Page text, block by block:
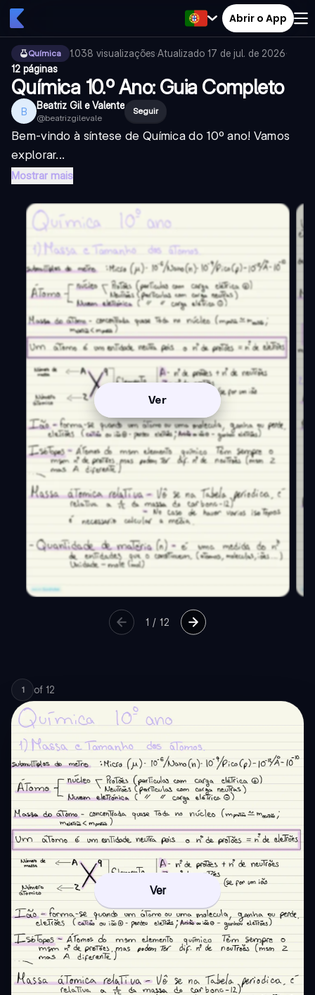
Abrir o App
Química 1.038 visualizações·Atualizado 17 de jul. de 2026·
12 páginas
Química 10.º Ano: Guia Completo
B Beatriz Gil e Valente
@beatrizgilevale
Seguir
Bem-vindo à síntese de Química do 10º ano! Vamos
explorar...
Mostrar mais
Ver
1 / 12
1 of 12
Ver